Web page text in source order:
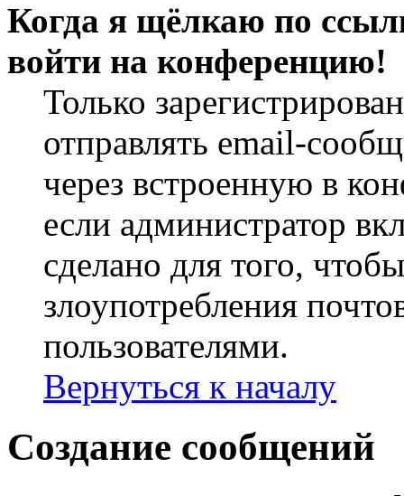
Когда я щёлкаю по
войти на конференцию!
Только
отправлять email-
через встроенную в
если администратор
сделано для того,
злоупотребления
пользователями.
Вернуться к началу
Создание сообщений